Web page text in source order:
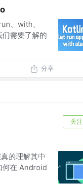
、with、
需要了解的
分享
关注
的理解其中
何在 Android